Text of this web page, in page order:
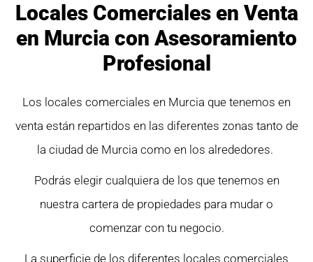
Locales Comerciales en Venta
en Murcia con Asesoramiento
Profesional
Los locales comerciales en Murcia que tenemos en
venta están repartidos en las diferentes zonas tanto de
la ciudad de Murcia como en los alrededores.
Podrás elegir cualquiera de los que tenemos en
nuestra cartera de propiedades para mudar o
comenzar con tu negocio.
La superficie de los diferentes locales comerciales